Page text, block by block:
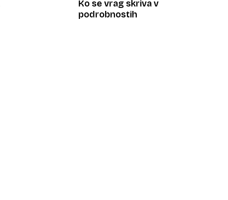
Ko se vrag skriva v
podrobnostih